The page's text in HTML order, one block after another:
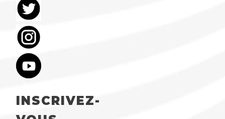
INSCRIVEZ-